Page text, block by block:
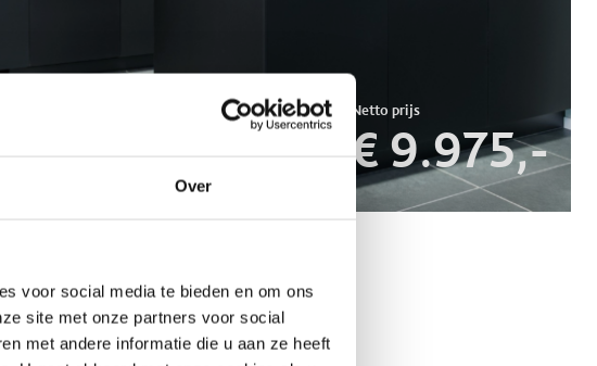
Over
voor social media te bieden en om ons
site met onze partners voor social
met andere informatie die u aan ze heeft
€ 9.975,-